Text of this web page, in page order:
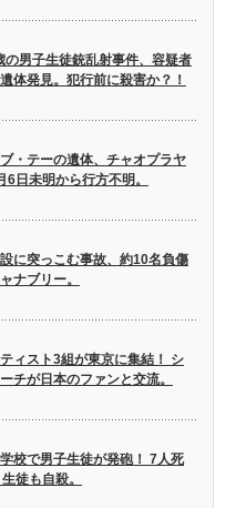
の男子生徒銃乱射事件、容疑者
体発見。犯行前に殺害か？！
・テーの遺体、チャオプラヤ
6日未明から行方不明。
に突っこむ事故、約10名負傷
ナブリー。
ィスト3組が東京に集結！ シ
チが日本のファンと交流。
学校で男子生徒が発砲！ 7人死
徒も自殺。